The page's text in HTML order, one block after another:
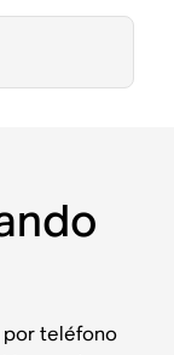
por teléfono